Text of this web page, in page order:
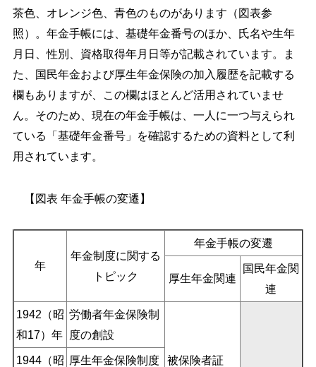
茶色、オレンジ色、青色のものがあります（図表参
照）。年金手帳には、基礎年金番号のほか、氏名や生年
月日、性別、資格取得年月日等が記載されています。ま
た、国民年金および厚生年金保険の加入履歴を記載する
欄もありますが、この欄はほとんど活用されていませ
ん。そのため、現在の年金手帳は、一人に一つ与えられ
ている「基礎年金番号」を確認するための資料として利
用されています。
【図表 年金手帳の変遷】
年
年金制度に関する
トピック
年金手帳の変遷
厚生年金関連
国民年金関
連
1942（昭
和17）年
労働者年金保険制
度の創設
被保険者証
1944（昭 厚生年金保険制度